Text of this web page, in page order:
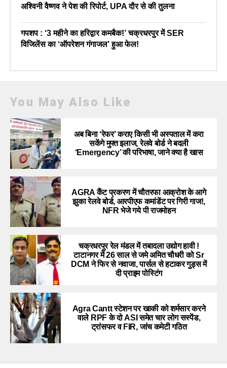
अश्विनी वैष्णव ने पेश की रिपोर्ट, UPA दौर से की तुलना
गपशप : ‘3 महीने का हरिद्वार कमबैक!’ चक्रधरपुर में SER
विजिलेंस का ‘ऑपरेशन गंगाजल’ हुआ फेल!
You May Also Like
अब बिना ‘रेफर’ कराए किसी भी अस्पताल में करा
सकेंगे मुफ्त इलाज, रेलवे बोर्ड ने बदली
‘Emergency’ की परिभाषा, जाने क्या है खास
AGRA कैंट प्रकरण में चौतरफा आक्रोश के आगे
झुका रेलवे बोर्ड, आरपीएफ कमांडेंट पर गिरी गाज!,
NFR भेजे गये पी राजमोहन
चक्रधरपुर रेल मंडल में तबादला उद्योग हावी !
टाटानगर में 26 साल से जमे अमित चौधरी को Sr
DCM ने फिर से नवाजा, पार्सल से हटाकर गुड्स में
दी प्राइम पोस्टिंग
Agra Cantt स्टेशन पर खाकी को शर्मसार करने
वाले RPF के दो ASI समेत चार लोग सस्पेंड,
ट्रांसफर व FIR, जांच कमेटी गठित